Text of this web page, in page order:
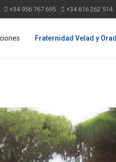
+34 956 767 695 +34 616 262 514
Fraternidad Velad y Orad